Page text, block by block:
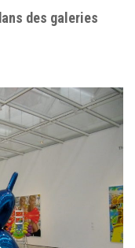
des galeries